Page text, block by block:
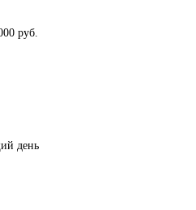
руб.
день